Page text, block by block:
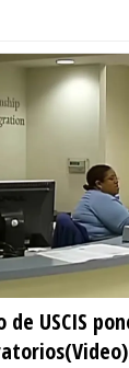
de USCIS